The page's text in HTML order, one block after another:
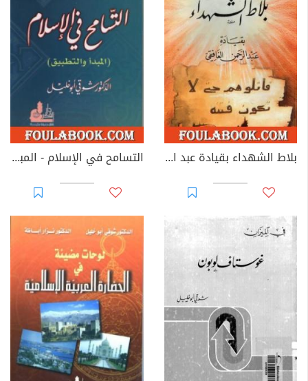
بلاط الشهداء بقيادة عبد الرحمن الغافقي التسامح في الإسلام - المبدأ والتطبيق